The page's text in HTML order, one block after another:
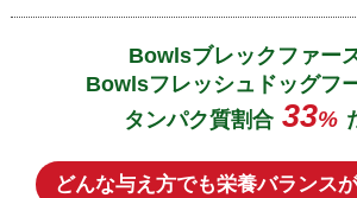
Bowlsブレックファー
Bowlsフレッシュドッグフ
タンパク質割合 33%
どんな与え方でも栄養バランス